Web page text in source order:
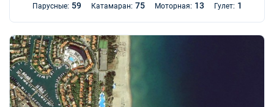
Парусные: 59 Катамаран: 75 Моторная: 13 Гулет: 1